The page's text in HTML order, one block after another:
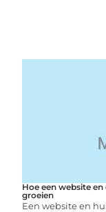
Hoe een website
groeien
Een website en